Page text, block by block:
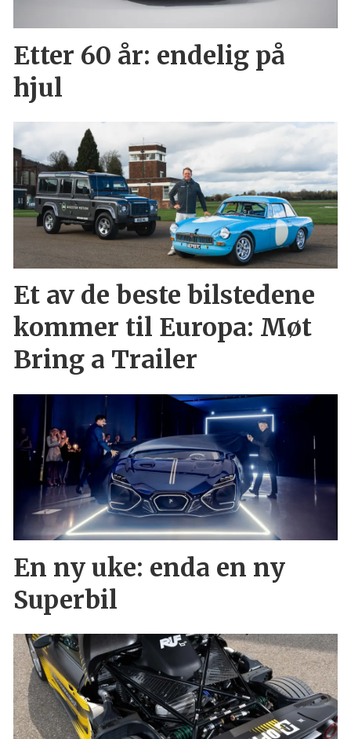
Etter 60 år: endelig på
hjul
Et av de beste bilstedene
kommer til Europa: Møt
Bring a Trailer
En ny uke: enda en ny
Superbil